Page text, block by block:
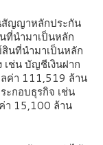
สัญญาหลักประกัน
ที่นำมาเป็นหลัก
นที่นำมาเป็นหลัก
เช่น บัญชีเงินฝาก
ลค่า 111,519 ล้าน
ะกอบธุรกิจ เช่น
า 15,100 ล้าน